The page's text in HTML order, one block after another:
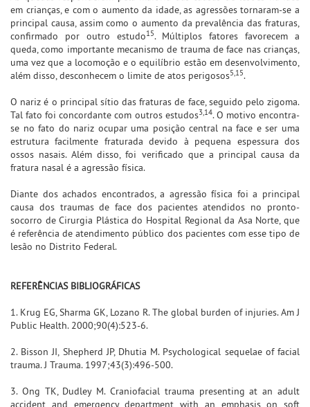
em crianças, e com o aumento da idade, as agressões tornaram-se a
principal causa, assim como o aumento da prevalência das fraturas,
confirmado por outro estudo15. Múltiplos fatores favorecem a
queda, como importante mecanismo de trauma de face nas crianças,
uma vez que a locomoção e o equilíbrio estão em desenvolvimento,
além disso, desconhecem o limite de atos perigosos5,15.
O nariz é o principal sítio das fraturas de face, seguido pelo zigoma.
Tal fato foi concordante com outros estudos3,14. O motivo encontra-
se no fato do nariz ocupar uma posição central na face e ser uma
estrutura facilmente fraturada devido à pequena espessura dos
ossos nasais. Além disso, foi verificado que a principal causa da
fratura nasal é a agressão física.
Diante dos achados encontrados, a agressão física foi a principal
causa dos traumas de face dos pacientes atendidos no pronto-
socorro de Cirurgia Plástica do Hospital Regional da Asa Norte, que
é referência de atendimento público dos pacientes com esse tipo de
lesão no Distrito Federal.
REFERÊNCIAS BIBLIOGRÁFICAS
1. Krug EG, Sharma GK, Lozano R. The global burden of injuries. Am J
Public Health. 2000;90(4):523-6.
2. Bisson JI, Shepherd JP, Dhutia M. Psychological sequelae of facial
trauma. J Trauma. 1997;43(3):496-500.
3. Ong TK, Dudley M. Craniofacial trauma presenting at an adult
accident and emergency department with an emphasis on soft